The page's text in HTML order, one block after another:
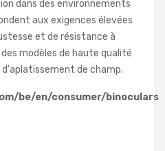
dans des environnements
aux exigences élevées
et de résistance à
des modèles de haute qualité
de champ.
be/en/consumer/binoculars